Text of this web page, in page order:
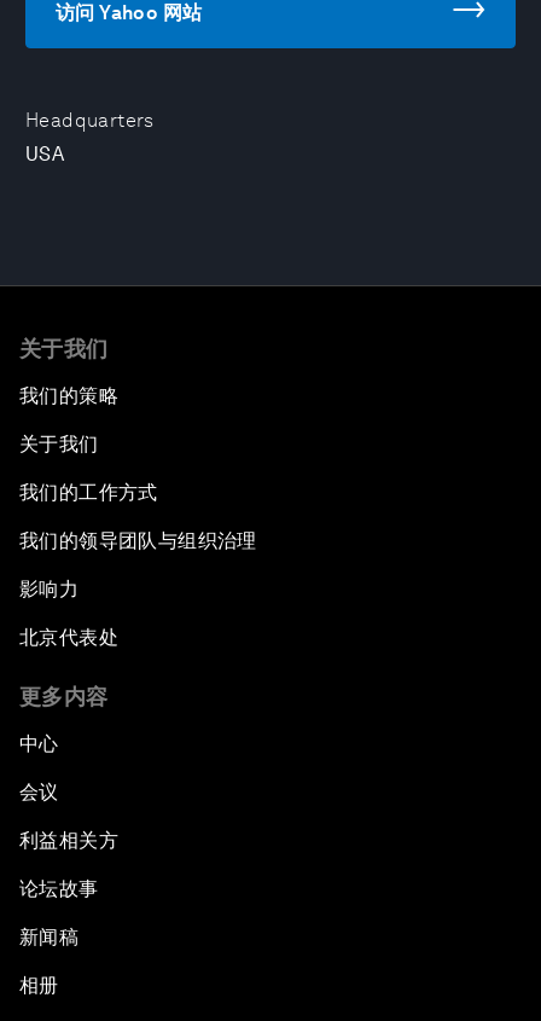
Headquarters
USA
访问 Yahoo 网站
关于我们
我们的策略
关于我们
我们的工作方式
我们的领导团队与组织治理
影响力
北京代表处
更多内容
中心
会议
利益相关方
论坛故事
新闻稿
相册